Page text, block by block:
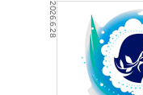
2026.6.28